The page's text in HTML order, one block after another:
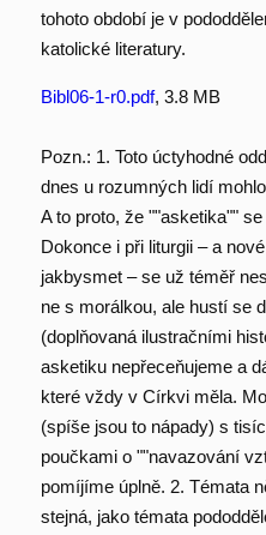
tohoto období je v
katolické literatury.
Bibl06-1-r0.pdf, 3.8 MB
Pozn.: 1. Toto úctyhodné
dnes u rozumných lidí
A to proto, že ""asketika""
Dokonce i při liturgii – a
jakbysmet – se už téměř
ne s morálkou, ale hustí se
(doplňovaná ilustračními
asketiku nepřeceňujeme a
které vždy v Církvi měla.
(spíše jsou to nápady) s
poučkami o ""navazování
pomíjíme úplně. 2. Témata
stejná, jako témata